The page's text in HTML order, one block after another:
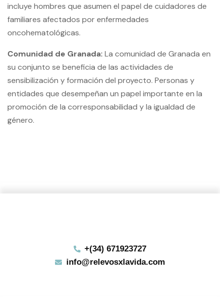
incluye hombres que asumen el papel de cuidadores de
familiares afectados por enfermedades
oncohematológicas.
Comunidad de Granada: La comunidad de Granada en
su conjunto se beneficia de las actividades de
sensibilización y formación del proyecto. Personas y
entidades que desempeñan un papel importante en la
promoción de la corresponsabilidad y la igualdad de
género.
+(34) 671923727
info@relevosxlavida.com